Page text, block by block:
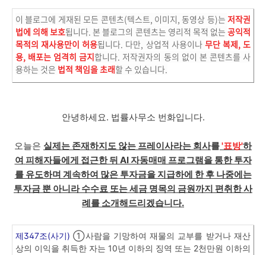
이 블로그에 게재된 모든 콘텐츠(텍스트, 이미지, 동영상 등)는 저작권
법에 의해 보호됩니다. 본 블로그의 콘텐츠는 영리적 목적 없는 공익적
목적의 재사용만이 허용됩니다. 다만, 상업적 사용이나 무단 복제, 도
용, 배포는 엄격히 금지합니다. 저작권자의 동의 없이 본 콘텐츠를 사
용하는 것은 법적 책임을 초래할 수 있습니다.
안녕하세요. 법률사무소 번화입니다.
오늘은 실제는 존재하지도 않는 프레이사라는 회사를'표방'하
여 피해자들에게 접근한 뒤 AI 자동매매 프로그램을 통한 투자
를 유도하며 계속하여 많은 투자금을 지급하에 한 후 나중에는
투자금 뿐 아니라 수수료 또는 세금 명목의 금원까지 편취한 사
례를 소개해드리겠습니다.
제347조(사기)①사람을 기망하여 재물의 교부를 받거나 재산
상의 이익을 취득한 자는 10년 이하의 징역 또는 2천만원 이하의